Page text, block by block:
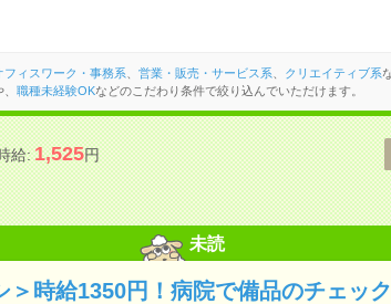
フィスワーク・事務系 営業・販売・サービス系 クリエイティブ系
職種未経験OKなどのこだわり条件で絞り込んでいただけます。
給:1,525円
未読
＞時給1350円！病院で備品のチェッ